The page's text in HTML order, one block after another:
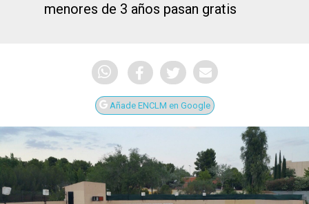
menores de 3 años pasan gratis
Añade ENCLM en Google